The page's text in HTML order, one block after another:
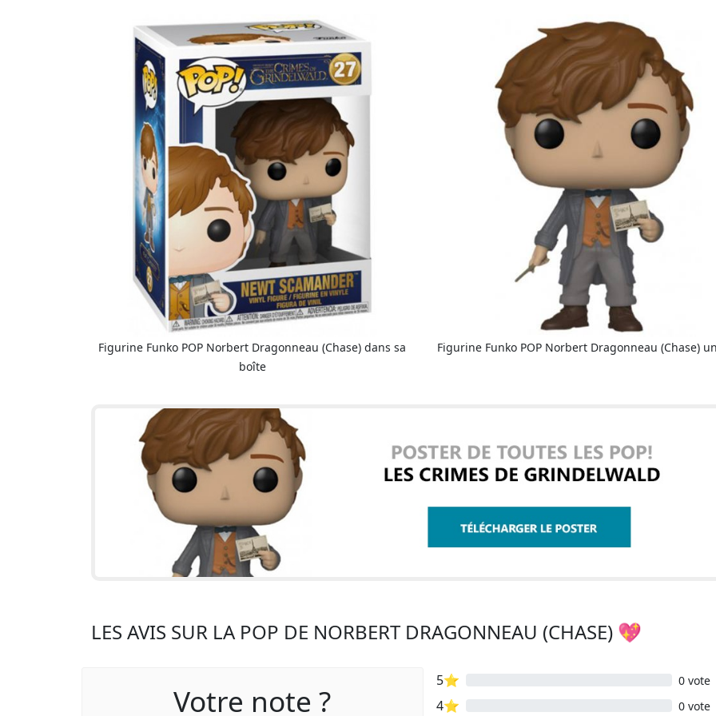
Figurine Funko POP Norbert Dragonneau (Chase) dans sa
boîte
Figurine Funko POP Norbert Dragonneau (Chase)
LES AVIS SUR LA POP DE NORBERT DRAGONNEAU (CHASE) 💖
Votre note ?
5⭐ 0 vote
4⭐ 0 vote